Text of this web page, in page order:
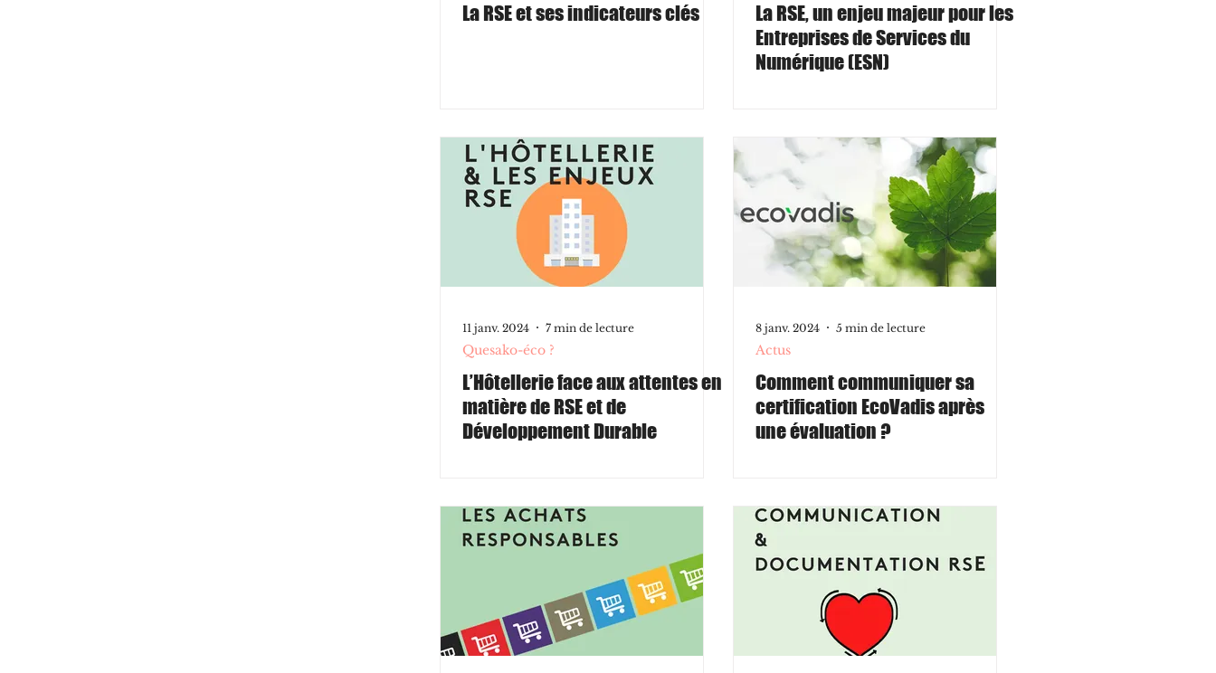
La RSE et ses indicateurs clés
La RSE, un enjeu majeur pour les
Entreprises de Services du
Numérique (ESN)
11 janv. 2024 7 min de lecture
Quesako-éco ?
L’Hôtellerie face aux attentes en
matière de RSE et de
Développement Durable
8 janv. 2024 5 min de lecture
Actus
Comment communiquer sa
certification EcoVadis après
une évaluation ?